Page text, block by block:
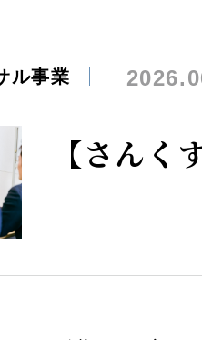
ル事業
【さんく